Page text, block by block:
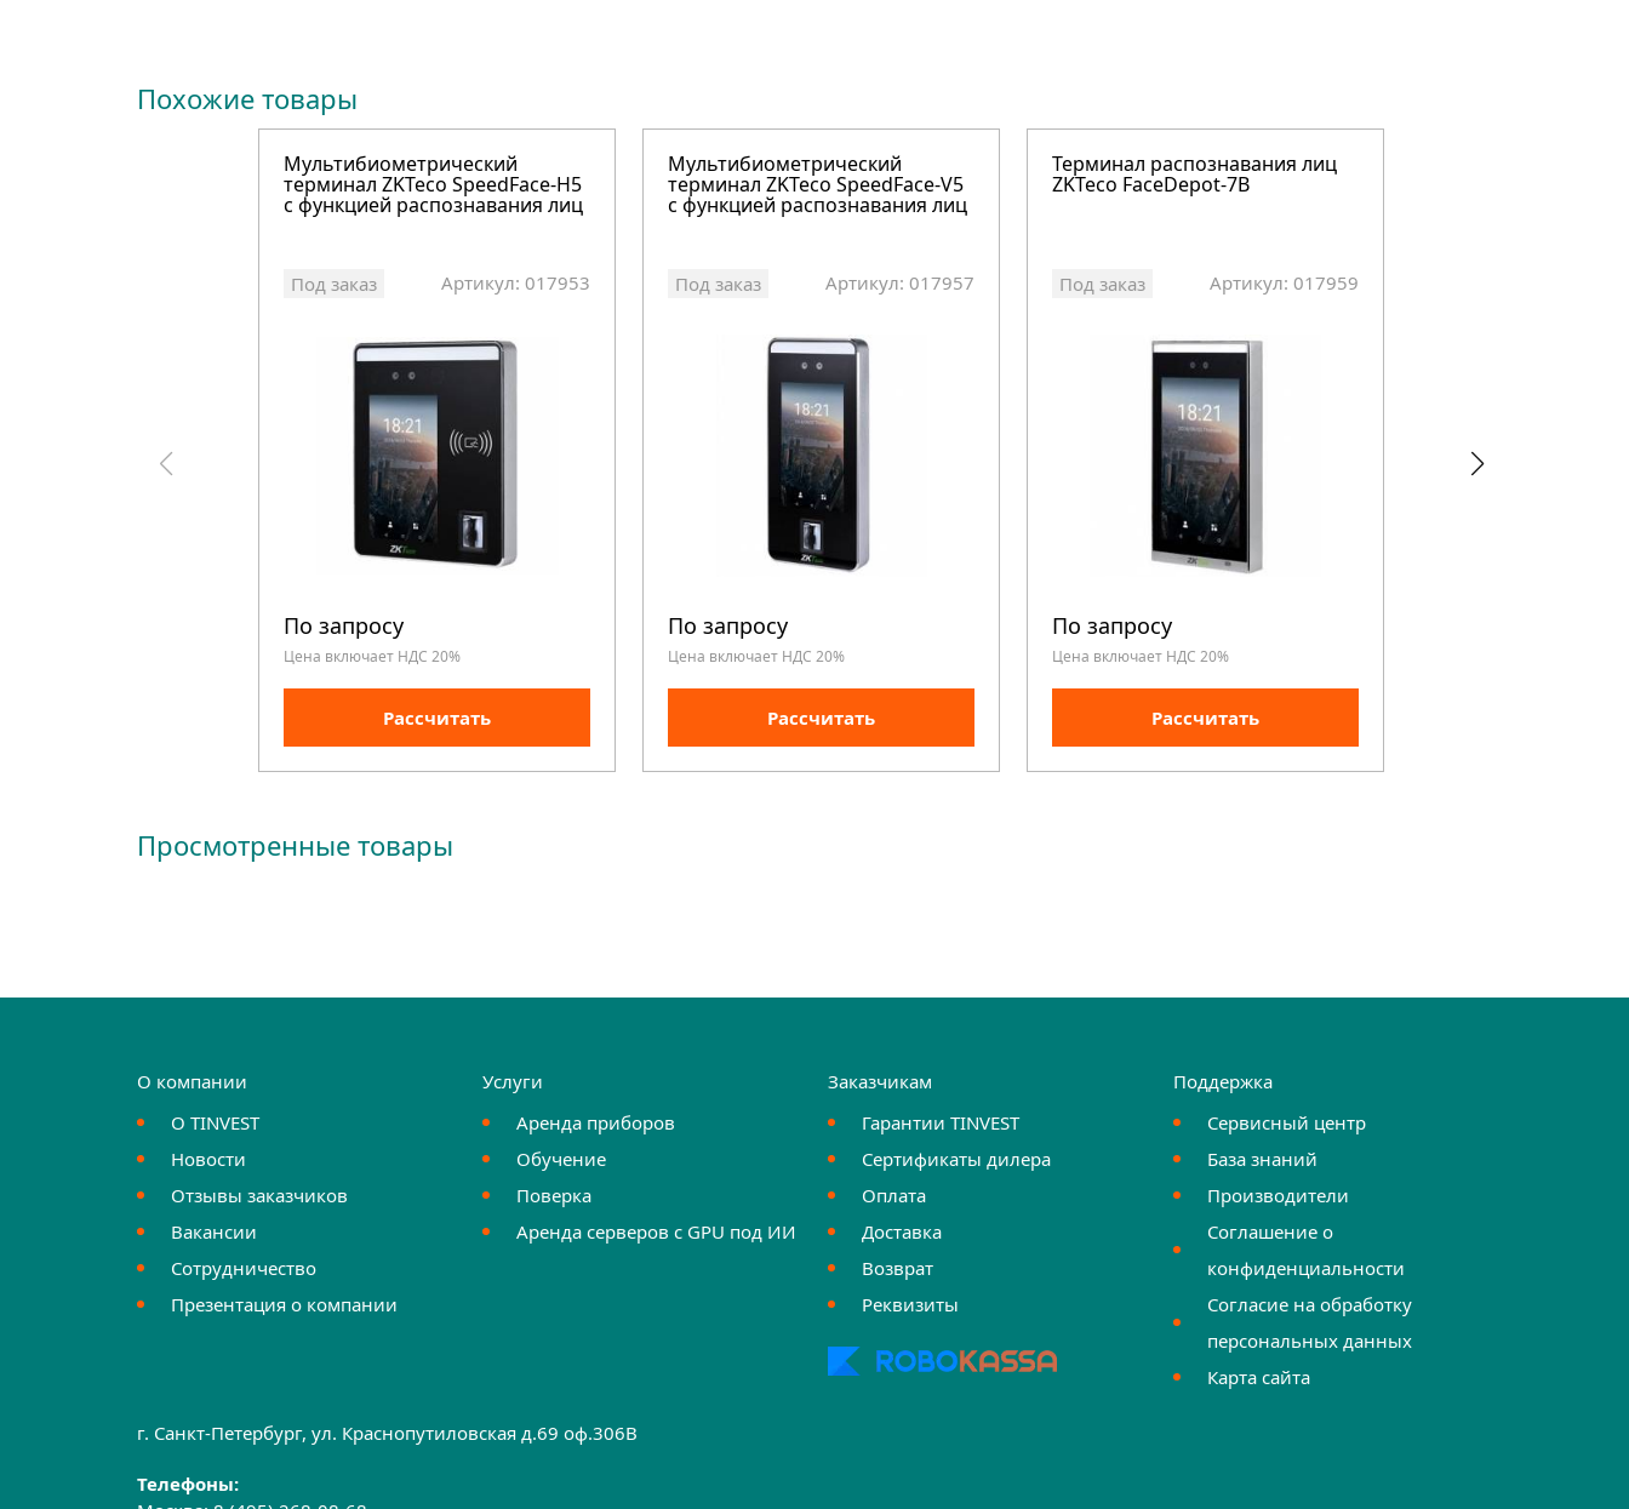
Похожие товары
Мультибиометрический
терминал ZKTeco SpeedFace-H5
с функцией распознавания лиц
Под заказ Артикул: 017953
По запросу
Цена включает НДС 20%
Рассчитать
Мультибиометрический
терминал ZKTeco SpeedFace-V5
с функцией распознавания лиц
Под заказ Артикул: 017957
По запросу
Цена включает НДС 20%
Рассчитать
Терминал распознавания лиц
ZKTeco FaceDepot-7B
Под заказ Артикул: 017959
По запросу
Цена включает НДС 20%
Рассчитать
Просмотренные товары
О компании
О TINVEST
Новости
Отзывы заказчиков
Вакансии
Сотрудничество
Презентация о компании
Услуги
Аренда приборов
Обучение
Поверка
Аренда серверов с GPU под ИИ
Заказчикам
Гарантии TINVEST
Сертификаты дилера
Оплата
Доставка
Возврат
Реквизиты
Поддержка
Сервисный центр
База знаний
Производители
Соглашение о
конфиденциальности
Согласие на обработку
персональных данных
Карта сайта
г. Санкт-Петербург, ул. Краснопутиловская д.69 оф.306B
Телефоны: